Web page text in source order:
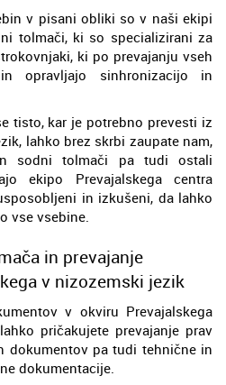
v pisani obliki so v naši ekipi
tolmači, ki so specializirani za
ki po prevajanju vseh
opravljajo sinhronizacijo in
tisto, kar je potrebno prevesti iz
lahko brez skrbi zaupate nam,
sodni tolmači pa tudi ostali
ekipo Prevajalskega centra
in izkušeni, da lahko
vse vsebine.
in prevajanje
v nizozemski jezik
v okviru Prevajalskega
pričakujete prevajanje prav
dokumentov pa tudi tehnične in
dokumentacije.